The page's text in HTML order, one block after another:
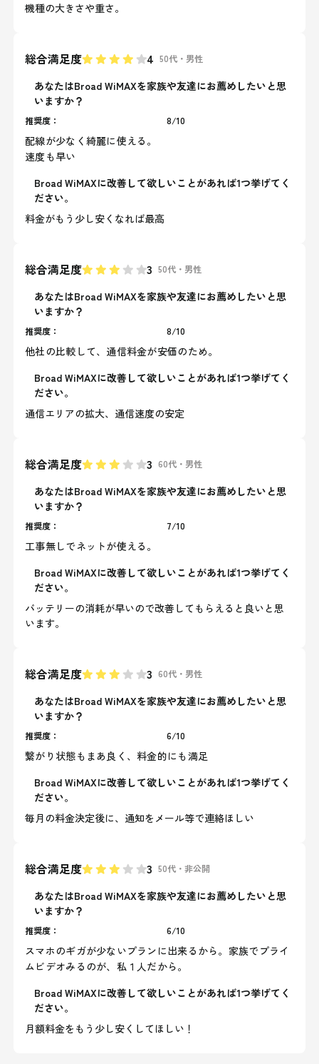
機種の大きさや重さ。
総合満足度 4 50代 ・ 男性
あなたはBroad WiMAXを家族や友達にお薦めしたいと思
いますか？
推奨度： 8/10
配線が少なく綺麗に使える。
速度も早い
Broad WiMAXに改善して欲しいことがあれば1つ挙げてく
ださい。
料金がもう少し安くなれば最高
総合満足度 3 50代 ・ 男性
あなたはBroad WiMAXを家族や友達にお薦めしたいと思
いますか？
推奨度： 8/10
他社の比較して、通信料金が安価のため。
Broad WiMAXに改善して欲しいことがあれば1つ挙げてく
ださい。
通信エリアの拡大、通信速度の安定
総合満足度 3 60代 ・ 男性
あなたはBroad WiMAXを家族や友達にお薦めしたいと思
いますか？
推奨度： 7/10
工事無しでネットが使える。
Broad WiMAXに改善して欲しいことがあれば1つ挙げてく
ださい。
バッテリーの消耗が早いので改善してもらえると良いと思
います。
総合満足度 3 60代 ・ 男性
あなたはBroad WiMAXを家族や友達にお薦めしたいと思
いますか？
推奨度： 6/10
繋がり状態もまあ良く、料金的にも満足
Broad WiMAXに改善して欲しいことがあれば1つ挙げてく
ださい。
毎月の料金決定後に、通知をメール等で連絡ほしい
総合満足度 3 50代 ・非公開
あなたはBroad WiMAXを家族や友達にお薦めしたいと思
いますか？
推奨度： 6/10
スマホのギガが少ないプランに出来るから。家族でプライ
ムビデオみるのが、私１人だから。
Broad WiMAXに改善して欲しいことがあれば1つ挙げてく
ださい。
月額料金をもう少し安くしてほしい！